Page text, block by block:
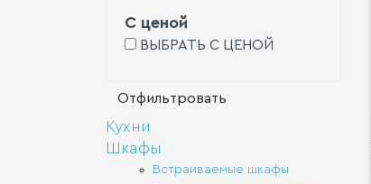
С ценой
ВЫБРАТЬ С ЦЕНОЙ
Кухни
Шкафы
Встраиваемые шкафы